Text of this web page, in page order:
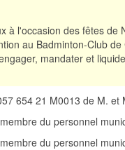
à l'occasion des fêtes
au Badminton-Club
mandater et
654 21 M0013 de M. et
du personnel
du personnel